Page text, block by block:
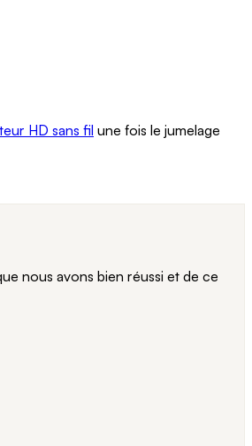
HD sans fil une fois le jumelage
nous avons bien réussi et de ce